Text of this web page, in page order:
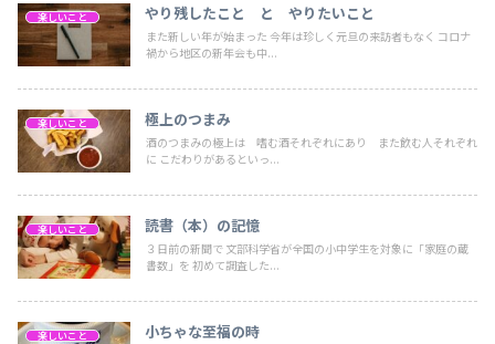
楽しいこと やり残したこと と やりたいこと
また新しい年が始まった 今年は珍しく元旦の来訪者もなく コロナ
禍から地区の新年会も中...
楽しいこと 極上のつまみ
酒のつまみの極上は 嗜む酒それぞれにあり また飲む人それぞれ
に こだわりがあるといっ...
楽しいこと 読書（本）の記憶
３日前の新聞で 文部科学省が全国の小中学生を対象に「家庭の蔵
書数」を 初めて調査した...
楽しいこと 小ちゃな至福の時